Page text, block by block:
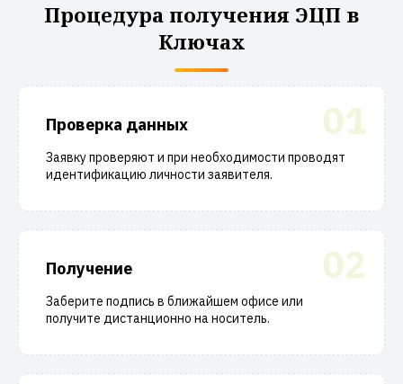
Процедура получения ЭЦП в
Ключах
01
Проверка данных
Заявку проверяют и при необходимости проводят
идентификацию личности заявителя.
02
Получение
Заберите подпись в ближайшем офисе или
получите дистанционно на носитель.